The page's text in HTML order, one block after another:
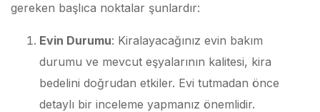
gereken başlıca noktalar şunlardır:
Evin Durumu: Kiralayacağınız evin bakım
durumu ve mevcut eşyalarının kalitesi, kira
bedelini doğrudan etkiler. Evi tutmadan önce
detaylı bir inceleme yapmanız önemlidir.